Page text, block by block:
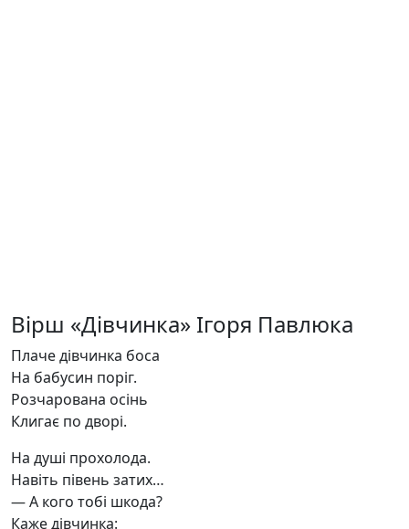
Вірш «Дівчинка» Ігоря Павлюка
Плаче дівчинка боса
На бабусин поріг.
Розчарована осінь
Клигає по дворі.
На душі прохолода.
Навіть півень затих…
— А кого тобі шкода?
Каже дівчинка: